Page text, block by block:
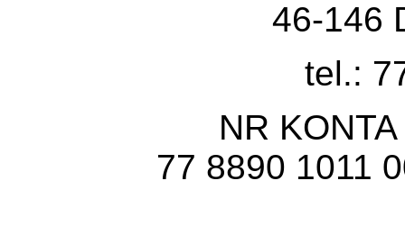
46-146
tel.:
NR
77 8890 1011